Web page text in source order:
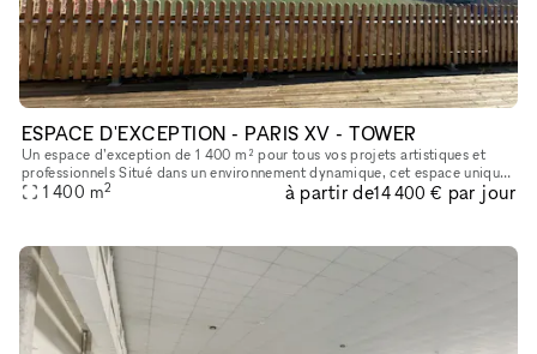
ESPACE D'EXCEPTION - PARIS XV - TOWER
Un espace d’exception de 1 400 m² pour tous vos projets artistiques et
professionnels Situé dans un environnement dynamique, cet espace unique
est pensé pour accueillir une grande variété d’événemen
1 400 m2 à partir de14 400 € par jour